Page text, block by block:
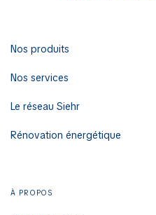
Nos produits
Nos services
Le réseau Siehr
Rénovation énergétique
À PROPOS